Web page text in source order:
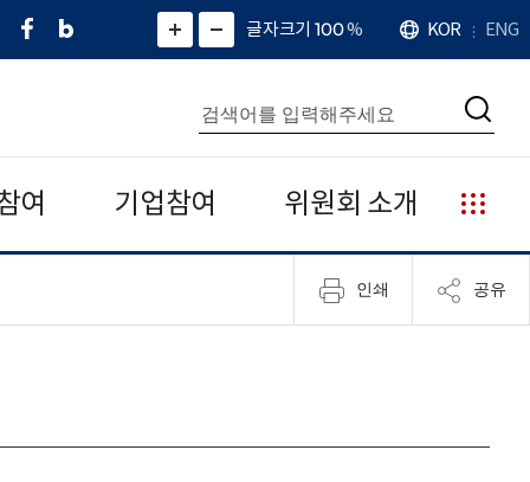
페
네
그
)
화
면
면
소
확
대
치
글자크기 100%
언
어
KOR ENG
통
합
검
색
검
여 기업참여 위원회 소개
누
리
집
안
인쇄 공유